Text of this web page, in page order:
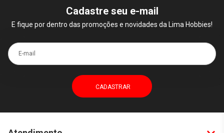
Cadastre seu e-mail
E fique por dentro das promoções e novidades da Lima Hobbies!
E-mail